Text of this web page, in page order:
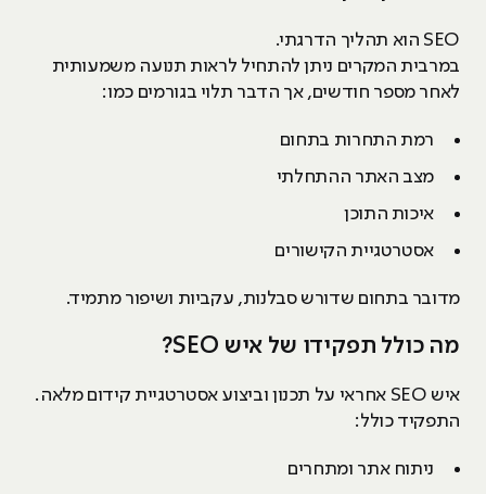
SEO הוא תהליך הדרגתי.
במרבית המקרים ניתן להתחיל לראות תנועה משמעותית
לאחר מספר חודשים, אך הדבר תלוי בגורמים כמו:
רמת התחרות בתחום
מצב האתר ההתחלתי
איכות התוכן
אסטרטגיית הקישורים
מדובר בתחום שדורש סבלנות, עקביות ושיפור מתמיד.
מה כולל תפקידו של איש SEO?
איש SEO אחראי על תכנון וביצוע אסטרטגיית קידום מלאה.
התפקיד כולל:
ניתוח אתר ומתחרים